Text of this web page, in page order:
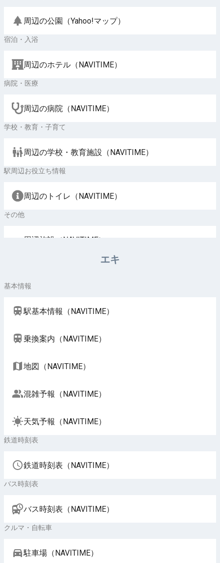
周辺の公園（Yahoo!マップ）
宿泊・入浴
周辺のホテル（NAVITIME）
病院・医療
周辺の病院（NAVITIME）
学校・教育・子育て
周辺の学校・教育施設（NAVITIME）
駅周辺お役立ち情報
周辺のトイレ（NAVITIME）
その他
周辺施設（NAVITIME）
エキ
基本情報
駅基本情報（NAVITIME）
乗換案内（NAVITIME）
地図（NAVITIME）
混雑予報（NAVITIME）
天気予報（NAVITIME）
鉄道時刻表
鉄道時刻表（NAVITIME）
バス時刻表
バス時刻表（NAVITIME）
クルマ・自転車
駐車場（NAVITIME）